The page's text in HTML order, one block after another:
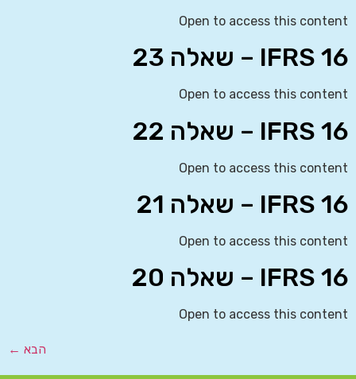
Open to access this content
IFRS 16 – שאלה 23
Open to access this content
IFRS 16 – שאלה 22
Open to access this content
IFRS 16 – שאלה 21
Open to access this content
IFRS 16 – שאלה 20
Open to access this content
הבא ←